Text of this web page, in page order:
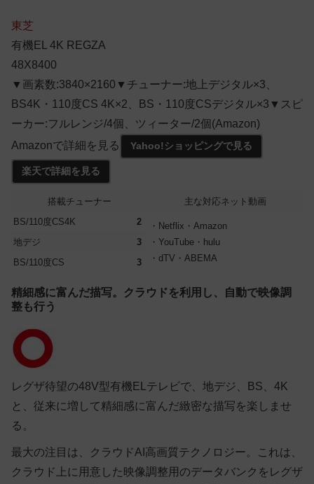
東芝
有機EL 4K REGZA
48X8400
▼画素数:3840×2160▼チューナー:地上デジタル×3、
BS4K・110度CS 4K×2、BS・110度CSデジタル×3▼スピ
ーカー:フルレンジ/4個、ツィーター/2個(Amazon)
Amazonで詳細を見る
Yahoo!ショッピングで見る
楽天で詳細を見る
搭載チューナー
主な対応ネット動画
BS/110度CS4K
2
・Netflix・Amazon
・YouTube・hulu
・dTV・ABEMA
地デジ
3
BS/110度CS
3
精細感に富んだ描写。クラウドを利用し、自動で映像調
整も行う
レグザ待望の48V型有機ELテレビで、地デジ、BS、4K
と、従来に増して精細感に富んだ緻密な描写を楽しませ
る。
最大の注目は、クラウドAI高画質テクノロジー。これは、
クラウド上に用意した映像調整用のデータバンクをレグザ